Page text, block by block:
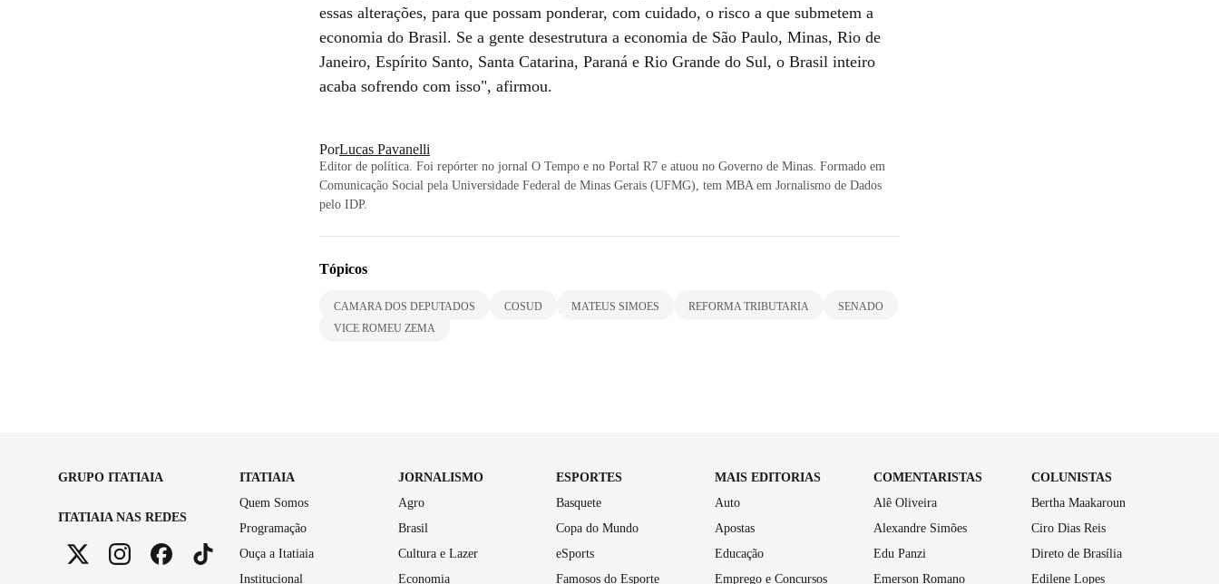
essas alterações, para que possam ponderar, com cuidado, o risco a que submetem a
economia do Brasil. Se a gente desestrutura a economia de São Paulo, Minas, Rio de
Janeiro, Espírito Santo, Santa Catarina, Paraná e Rio Grande do Sul, o Brasil inteiro
acaba sofrendo com isso", afirmou.
PorLucas Pavanelli
Editor de política. Foi repórter no jornal O Tempo e no Portal R7 e atuou no Governo de Minas. Formado em
Comunicação Social pela Universidade Federal de Minas Gerais (UFMG), tem MBA em Jornalismo de Dados
pelo IDP.
Tópicos
CAMARA DOS DEPUTADOS COSUD MATEUS SIMOES REFORMA TRIBUTARIA
SENADO
VICE ROMEU ZEMA
GRUPO ITATIAIA
ITATIAIA NAS REDES
ITATIAIA
Quem Somos
Programação
Ouça a Itatiaia
Institucional
JORNALISMO
Agro
Brasil
Cultura e Lazer
Economia
ESPORTES
Basquete
Copa do Mundo
eSports
Famosos do Esporte
MAIS EDITORIAS
Auto
Apostas
Educação
Emprego e Concursos
COMENTARISTAS
Alê Oliveira
Alexandre Simões
Edu Panzi
Emerson Romano
COLUNISTAS
Bertha Maakaroun
Ciro Dias Reis
Direto de Brasília
Edilene Lopes